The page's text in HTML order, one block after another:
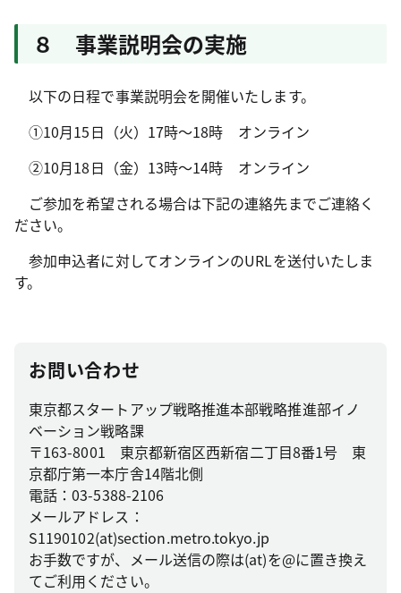
８ 事業説明会の実施
以下の日程で事業説明会を開催いたします。
①10月15日（火）17時～18時 オンライン
②10月18日（金）13時～14時 オンライン
ご参加を希望される場合は下記の連絡先までご連絡く
ださい。
参加申込者に対してオンラインのURLを送付いたしま
す。
お問い合わせ
東京都スタートアップ戦略推進本部戦略推進部イノ
ベーション戦略課
〒163-8001 東京都新宿区西新宿二丁目8番1号 東
京都庁第一本庁舎14階北側
電話：03-5388-2106
メールアドレス：
S1190102(at)section.metro.tokyo.jp
お手数ですが、メール送信の際は(at)を@に置き換え
てご利用ください。